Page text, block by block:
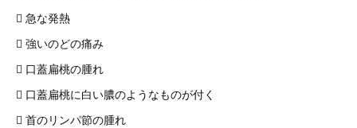
 急な発熱
 強いのどの痛み
 口蓋扁桃の腫れ
 口蓋扁桃に白い膿のようなものが付く
 首のリンパ節の腫れ